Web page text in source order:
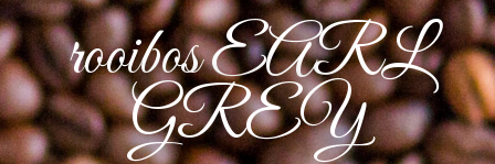
rooibos EARL
GREY